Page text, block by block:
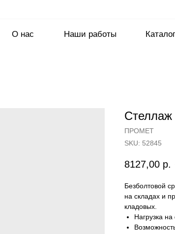
О нас Наши работы Каталог
Стеллаж
ПРОМЕТ
SKU: 52845
8127,00 р.
Безболтовой
на складах и
кладовых.
Нагрузка